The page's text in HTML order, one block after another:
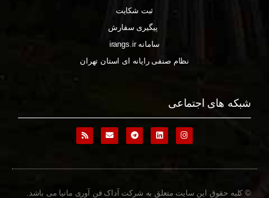
ثبت شکایت
پیگیری سفارش
سامانه irangs.ir
نظام صنفی رایانه ای استان تهران
شبکه های اجتماعی
© کلیه حقوق این سایت متعلق به شرکت آداک فن آوری مانیا می باشد.